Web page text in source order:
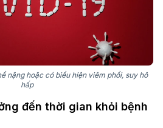
nặng hoặc có biểu hiện viêm phổi, suy hô
hấp
đến thời gian khỏi bệnh